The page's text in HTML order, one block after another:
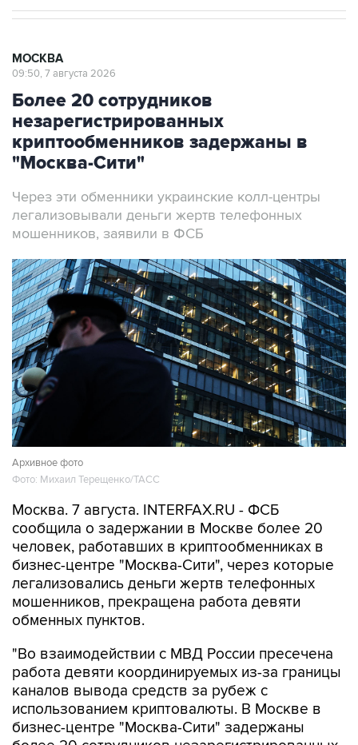
МОСКВА
09:50, 7 августа 2026
Более 20 сотрудников
незарегистрированных
криптообменников задержаны в
"Москва-Сити"
Через эти обменники украинские колл-центры
легализовывали деньги жертв телефонных
мошенников, заявили в ФСБ
Архивное фото
Фото: Михаил Терещенко/ТАСС
Москва. 7 августа. INTERFAX.RU - ФСБ
сообщила о задержании в Москве более 20
человек, работавших в криптообменниках в
бизнес-центре "Москва-Сити", через которые
легализовались деньги жертв телефонных
мошенников, прекращена работа девяти
обменных пунктов.
"Во взаимодействии с МВД России пресечена
работа девяти координируемых из-за границы
каналов вывода средств за рубеж с
использованием криптовалюты. В Москве в
бизнес-центре "Москва-Сити" задержаны